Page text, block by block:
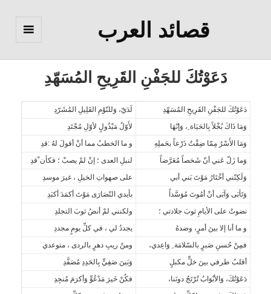
قصائد العرب
دَعَوْتُكَ للجَفْنِ القَرِيحِ المُسَهّدِ
دَعَوْتُكَ للجَفْنِ القَرِيحِ المُسَهّدِ
لَدَيّ، وَللنّوْمِ القَلِيلِ المُشَرّدِ
وَمَا ذَاكَ بُخْلاً بِالحَيَاة ِ، وَإنّهَا
لأَوّلُ مَبْذُولٍ لأوّلِ مُجْتَدِ
وَمَا الأَسْرُ مِمّا ضِقْتُ ذَرْعاً بحَملِهِ
و ما الخطبُ مما أنْ أقولَ لهُ :قدِ
وَما زَلّ عَني أنّ شَخصاً مُعَرَّضاً
لنبلِ العدى ؛ إنْ لمْ يصبْ ؛ فكأن ْقدِ
وَلَكِنّني أخْتَارُ مَوْتَ بَني أبي
على صهواتِ الخيلِ ، غيرَ موسدِ
وَتَأبَى وَآبَى أنْ أمُوتَ مُوَسَّداً
بأيدي النّصَارَى مَوْتَ أكمَدَ أكبَدِ
نضوتُ على الأيامِ ثوبَ جلادتي ؛
ولكنني لمْ أنضُ ثوبَ التجلدِ
و ما أنا إلا بينَ أمرٍ، وضدهُ
يجددُ لي ، في كلِّ يومٍ مجددِ
فمِنْ حُسنِ صَبرٍ بالسّلامَة ِ وَاعِدي،
ومنْ ريبِ دهرٍ بالردى ، متوعدي
أقلبُ طرفي بينَ خلٍّ مكبلٍ
وَبَينَ صَفِيٍّ بِالحَدِدِ مُصَفَّدِ
دَعَوْتُكَ، وَالأبْوَابُ تُرْتَجُ دونَنا،
فكُنْ خَيرَ مَدْعُوٍّ وَأكرَمَ مُنجِدِ